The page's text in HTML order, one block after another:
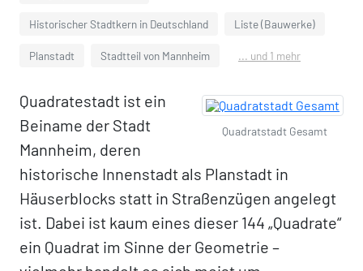
Historischer Stadtkern in Deutschland Liste (Bauwerke)
Planstadt Stadtteil von Mannheim ... und 1 mehr
Quadratstadt Gesamt
Quadratestadt ist ein
Beiname der Stadt
Mannheim, deren
historische Innenstadt als Planstadt in
Häuserblocks statt in Straßenzügen angelegt
ist. Dabei ist kaum eines dieser 144 „Quadrate“
ein Quadrat im Sinne der Geometrie –